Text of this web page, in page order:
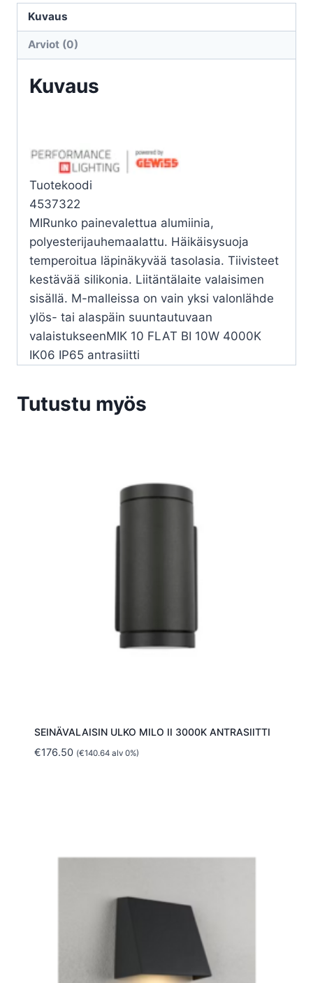
10
FLAT
4K
Kuvaus
Arviot (0)
Kuvaus
Tuotekoodi
4537322
MIRunko painevalettua alumiinia,
polyesterijauhemaalattu. Häikäisysuoja
temperoitua läpinäkyvää tasolasia. Tiivisteet
kestävää silikonia. Liitäntälaite valaisimen
sisällä. M-malleissa on vain yksi valonlähde
ylös- tai alaspäin suuntautuvaan
valaistukseenMIK 10 FLAT BI 10W 4000K
IK06 IP65 antrasiitti
Tutustu myös
SEINÄVALAISIN ULKO MILO II 3000K ANTRASIITTI
€176.50 (€140.64alv 0%)